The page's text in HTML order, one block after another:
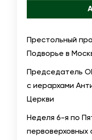
Престольный
Подворье в
Председатель
с иерархами
Церкви
Неделя 6-я по